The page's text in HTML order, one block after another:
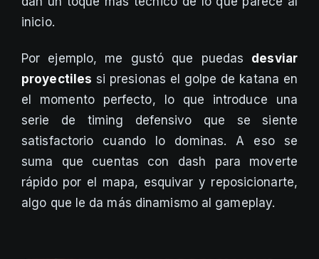
inicio.
Por ejemplo, me gustó que puedas desviar
proyectiles si presionas el golpe de katana en
el momento perfecto, lo que introduce una
serie de timing defensivo que se siente
satisfactorio cuando lo dominas. A eso se
suma que cuentas con dash para moverte
rápido por el mapa, esquivar y reposicionarte,
algo que le da más dinamismo al gameplay.